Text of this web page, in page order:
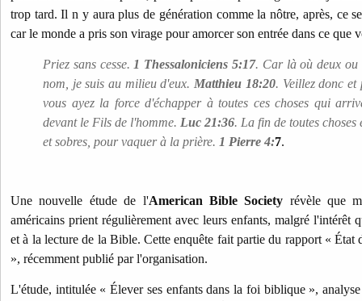
trop tard. Il n y aura plus de génération comme la nôtre, après, ce
car le monde a pris son virage pour amorcer son entrée dans ce que
Priez sans cesse. 1 Thessaloniciens 5:17. Car là où deux ou
nom, je suis au milieu d'eux. Matthieu 18:20. Veillez donc et
vous ayez la force d'échapper à toutes ces choses qui
devant le Fils de l'homme. Luc 21:36. La fin de toutes choses
et sobres, pour vaquer à la prière. 1 Pierre 4:7.
Une nouvelle étude de l'American Bible Society révèle que
américains prient régulièrement avec leurs enfants, malgré l'intérêt
et à la lecture de la Bible. Cette enquête fait partie du rapport «
», récemment publié par l'organisation.
L'étude, intitulée « Élever ses enfants dans la foi biblique »,